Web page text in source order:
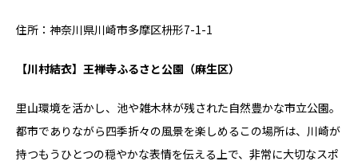
住所：神奈川県川崎市多摩区枡形7-1-1
【川村結衣】王禅寺ふるさと公園（麻生区）
里山環境を活かし、池や雑木林が残された自然豊かな市立公園。
都市でありながら四季折々の風景を楽しめるこの場所は、川崎が
持つもうひとつの穏やかな表情を伝える上で、非常に大切なスポ